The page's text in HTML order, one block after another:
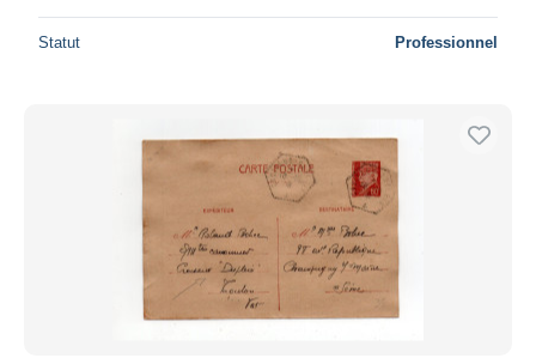
Statut Professionnel